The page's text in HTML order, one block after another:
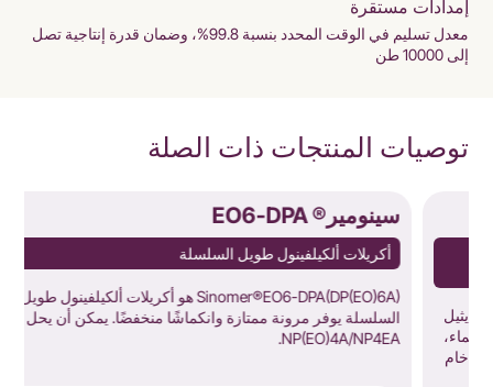
إمدادات مستقرة
معدل تسليم في الوقت المحدد بنسبة 99.8%، وضمان قدرة إنتاجية تصل
إلى 10000 طن
توصيات المنتجات ذات الصلة
سينومير® EO6-DPA
أكريلات ألكيلفينول طويل السلسلة
Sinomer®EO6-DPA(DP(EO)6A) هو أكريلات ألكيلفينول طويل
السلسلة يوفر مرونة ممتازة وانكماشًا منخفضًا. يمكن أن يحل محل
NP(EO)4A/NP4EA.